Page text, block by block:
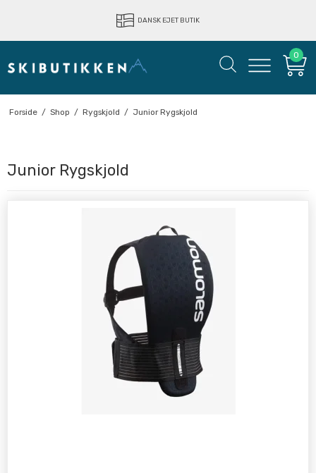
DANSK EJET BUTIK
0
Forside / Shop / Rygskjold / Junior Rygskjold
Junior Rygskjold